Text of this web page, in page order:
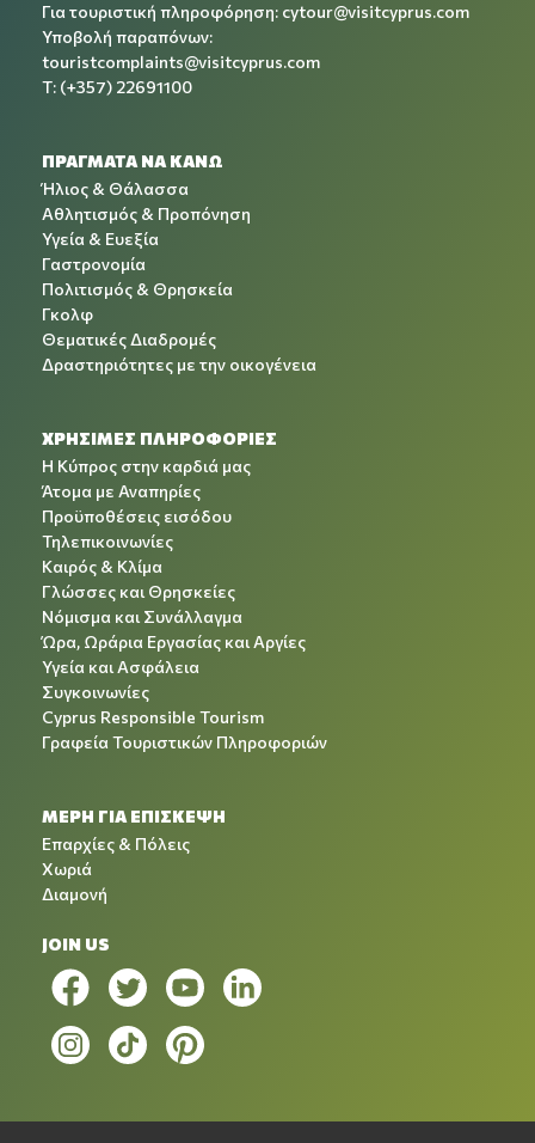
Για τουριστική πληροφόρηση: cytour@visitcyprus.com
Υποβολή παραπόνων:
touristcomplaints@visitcyprus.com
T: (+357) 22691100
ΠΡΑΓΜΑΤΑ ΝΑ ΚΑΝΩ
Ήλιος & Θάλασσα
Αθλητισμός & Προπόνηση
Υγεία & Ευεξία
Γαστρονομία
Πολιτισμός & Θρησκεία
Γκολφ
Θεματικές Διαδρομές
Δραστηριότητες με την οικογένεια
ΧΡΉΣΙΜΕΣ ΠΛΗΡΟΦΟΡΊΕΣ
Η Κύπρος στην καρδιά μας
Άτομα με Αναπηρίες
Προϋποθέσεις εισόδου
Τηλεπικοινωνίες
Καιρός & Κλίμα
Γλώσσες και Θρησκείες
Νόμισμα και Συνάλλαγμα
Ώρα, Ωράρια Εργασίας και Αργίες
Υγεία και Ασφάλεια
Συγκοινωνίες
Cyprus Responsible Tourism
Γραφεία Τουριστικών Πληροφοριών
ΜΕΡΗ ΓΙΑ ΕΠΙΣΚΕΨΗ
Επαρχίες & Πόλεις
Χωριά
Διαμονή
JOIN US